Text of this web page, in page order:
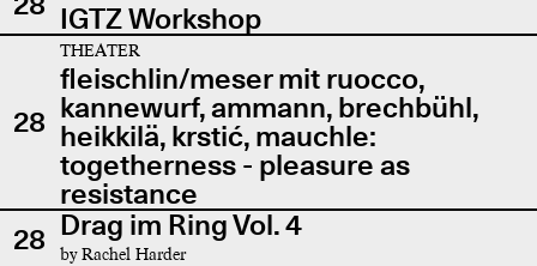
IGTZ Workshop
28
THEATER
fleischlin/meser mit ruocco,
kannewurf, ammann, brechbühl,
heikkilä, krstić, mauchle:
togetherness - pleasure as
resistance
28 Drag im Ring Vol. 4
by Rachel Harder